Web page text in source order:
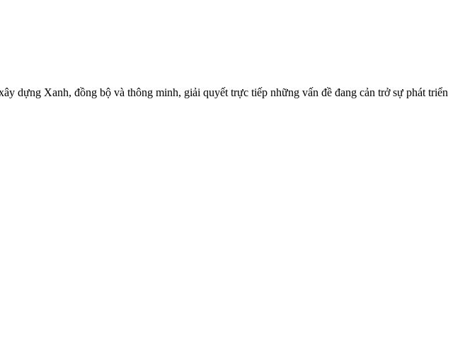
dựng Xanh, đồng bộ và thông minh, giải quyết trực tiếp những vấn đề đang cản trở sự phát triển